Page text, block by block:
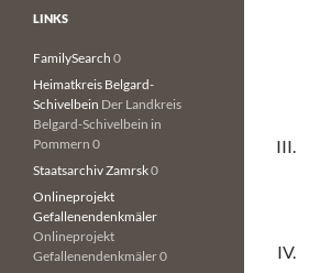
LINKS
FamilySearch 0
Heimatkreis Belgard-
Schivelbein Der Landkreis
Belgard-Schivelbein in
Pommern 0
Staatsarchiv Zamrsk0
Onlineprojekt
Gefallenendenkmäler
Onlineprojekt
Gefallenendenkmäler 0